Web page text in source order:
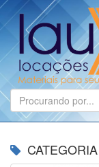
CATEGORIA